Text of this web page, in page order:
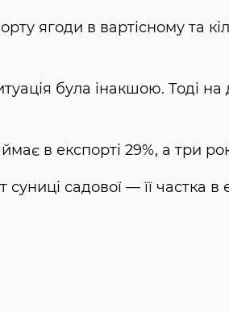
ягоди в вартісному та
була інакшою. Тоді
в експорті 29%, а три
суниці садової — її частка